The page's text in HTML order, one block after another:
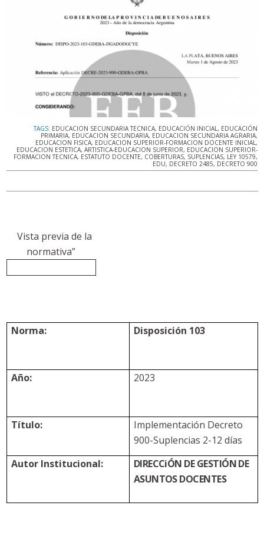
TAGS: EDUCACION SECUNDARIA TECNICA, EDUCACIÓN INICIAL, EDUCACIÓN
PRIMARIA, EDUCACION SECUNDARIA, EDUCACION SECUNDARIA AGRARIA,
EDUCACION FISICA, EDUCACION SUPERIOR-FORMACION DOCENTE INICIAL,
EDUCACION ESTETICA, ARTISTICA-EDUCACION SUPERIOR, EDUCACION SUPERIOR-
FORMACION TECNICA, ESTATUTO DOCENTE, COBERTURAS, SUPLENCIAS, LEY 10579,
EDU, DECRETO 2485, DECRETO 900
Vista previa de la
normativa”
Norma: Disposición 103
Año: 2023
Título:
Implementación Decreto
900-Suplencias 2-12 días
Autor Institucional:
DIRECCiÓN DE GESTIÓN DE
ASUNTOS DOCENTES